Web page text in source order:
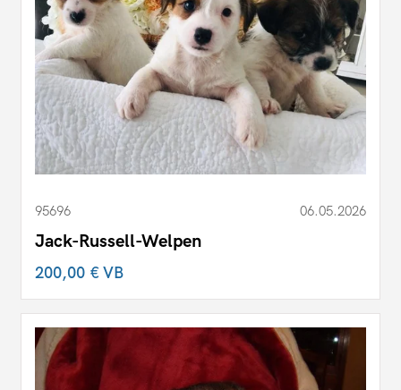
95696 06.05.2026
Jack-Russell-Welpen
200,00 €VB